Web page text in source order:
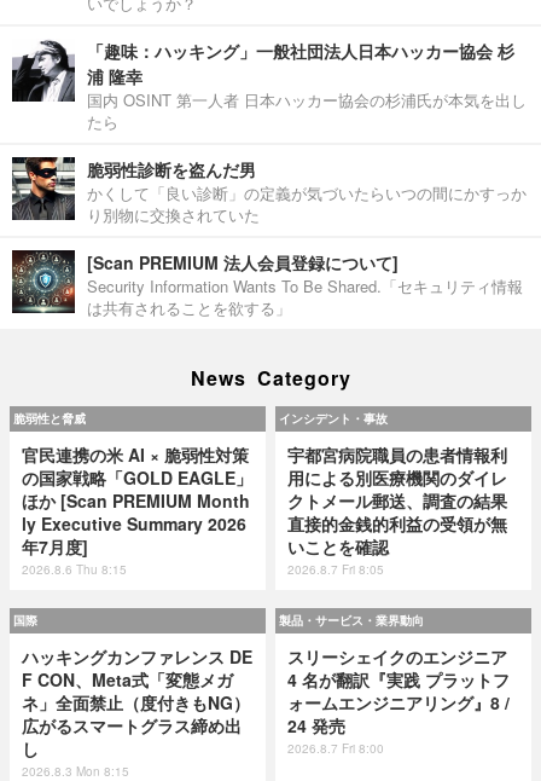
「趣味：ハッキング」一般社団法人日本ハッカー協会 杉
浦 隆幸
国内 OSINT 第一人者 日本ハッカー協会の杉浦氏が本気を出し
たら
脆弱性診断を盗んだ男
かくして「良い診断」の定義が気づいたらいつの間にかすっか
り別物に交換されていた
[Scan PREMIUM 法人会員登録について]
Security Information Wants To Be Shared.「セキュリティ情報
は共有されることを欲する」
News Category
脆弱性と脅威
官民連携の米 AI × 脆弱性対策
の国家戦略「GOLD EAGLE」
ほか [Scan PREMIUM Month
ly Executive Summary 2026
年7月度]
2026.8.6 Thu 8:15
インシデント・事故
宇都宮病院職員の患者情報利
用による別医療機関のダイレ
クトメール郵送、調査の結果
直接的金銭的利益の受領が無
いことを確認
2026.8.7 Fri 8:05
国際
ハッキングカンファレンス DE
F CON、Meta式「変態メガ
ネ」全面禁止（度付きもNG）
広がるスマートグラス締め出
し
2026.8.3 Mon 8:15
製品・サービス・業界動向
スリーシェイクのエンジニア
4 名が翻訳『実践 プラットフ
ォームエンジニアリング』8 /
24 発売
2026.8.7 Fri 8:00